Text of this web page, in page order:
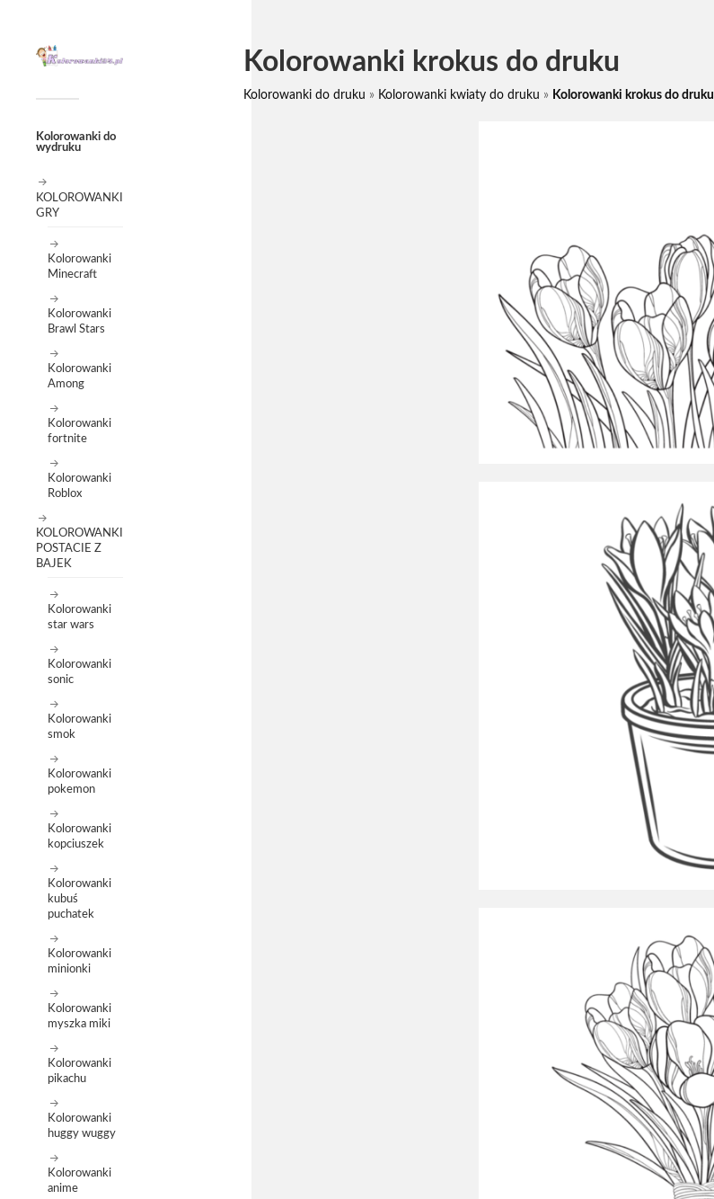
Kolorowanki do
wydruku
KOLOROWANKI
GRY
Kolorowanki
Minecraft
Kolorowanki
Brawl Stars
Kolorowanki
Among
Kolorowanki
fortnite
Kolorowanki
Roblox
KOLOROWANKI
POSTACIE Z
BAJEK
Kolorowanki
star wars
Kolorowanki
sonic
Kolorowanki
smok
Kolorowanki
pokemon
Kolorowanki
kopciuszek
Kolorowanki
kubuś
puchatek
Kolorowanki
minionki
Kolorowanki
myszka miki
Kolorowanki
pikachu
Kolorowanki
huggy wuggy
Kolorowanki
anime
Kolorowanki krokus do druku
Kolorowanki do druku » Kolorowanki kwiaty do druku » Kolorowanki krokus do druku